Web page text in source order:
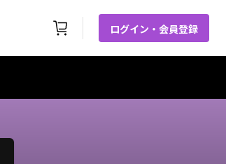
ログイン・会員登録